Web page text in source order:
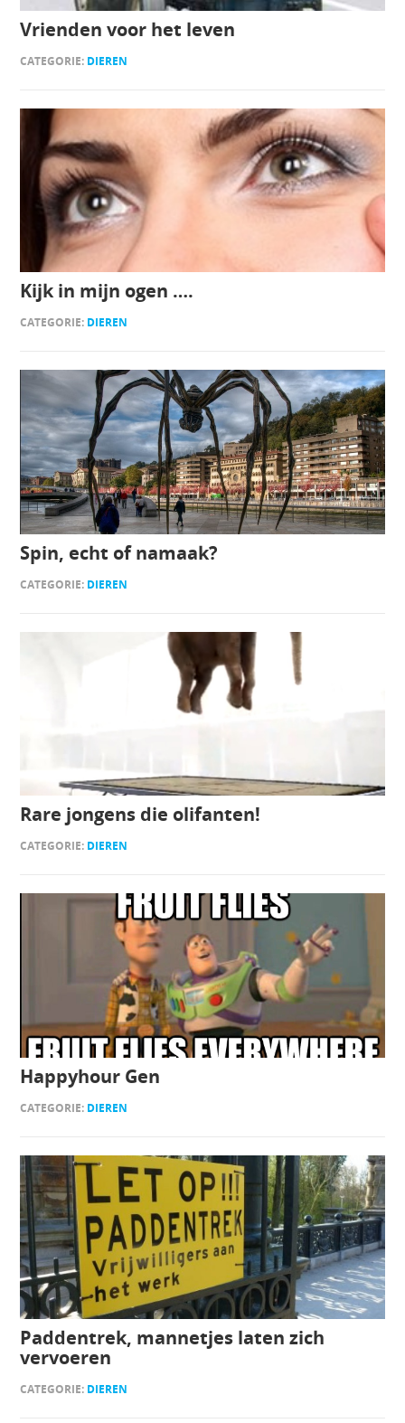
Vrienden voor het leven
CATEGORIE: DIEREN
Kijk in mijn ogen ….
CATEGORIE: DIEREN
Spin, echt of namaak?
CATEGORIE: DIEREN
Rare jongens die olifanten!
CATEGORIE: DIEREN
Happyhour Gen
CATEGORIE: DIEREN
Paddentrek, mannetjes laten zich
vervoeren
CATEGORIE: DIEREN